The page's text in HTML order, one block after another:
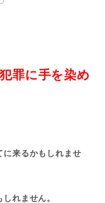
罪に手を染め
に来るかもしれませ
れません。